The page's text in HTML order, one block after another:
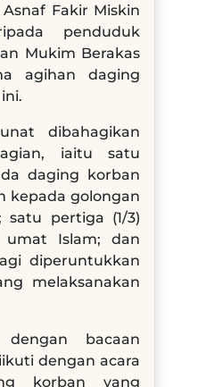
Fakir Miskin
penduduk
Mukim Berakas
agihan daging
dibahagikan
iaitu satu
daging korban
kepada golongan
satu pertiga (1/3)
umat Islam; dan
diperuntukkan
melaksanakan
bacaan
dengan acara
korban yang